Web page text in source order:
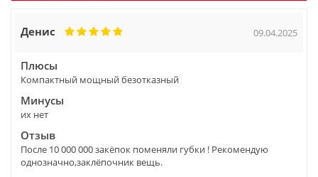
Денис 09.04.2025
Плюсы
Компактный мощный безотказный
Минусы
их нет
Отзыв
После 10 000 000 закёпок поменяли губки ! Рекомендую
однозначно,заклёпочник вещь.